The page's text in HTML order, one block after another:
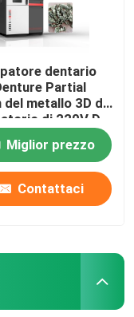
dentario
Partial
del metallo 3D del
di 220V D-
Miglior prezzo
Contattaci